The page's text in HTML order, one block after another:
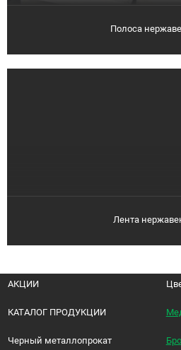
Полоса
Лента
АКЦИИ
КАТАЛОГ ПРОДУКЦИИ
Черный металлопрокат